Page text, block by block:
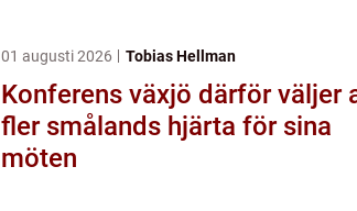
01 augusti 2026 Tobias Hellman
Konferens växjö därför väljer allt
fler smålands hjärta för sina
möten